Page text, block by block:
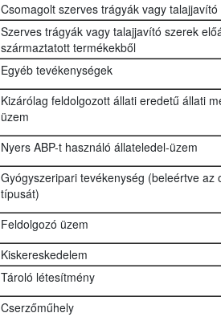
Csomagolt szerves trágyák vagy
Szerves trágyák vagy talajjavító szerek
származtatott termékekből
Egyéb tevékenységek
Kizárólag feldolgozott állati eredetű állati
üzem
Nyers ABP-t használó állateledel-üzem
Gyógyszeripari tevékenység (beleértve az
típusát)
Feldolgozó üzem
Kiskereskedelem
Tároló létesítmény
Cserzőműhely